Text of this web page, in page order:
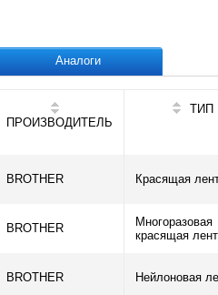
Аналоги
ПРОИЗВОДИТЕЛЬ
ТИП
BROTHER Красящая
BROTHER
Многоразовая
красящая
BROTHER Нейлоновая